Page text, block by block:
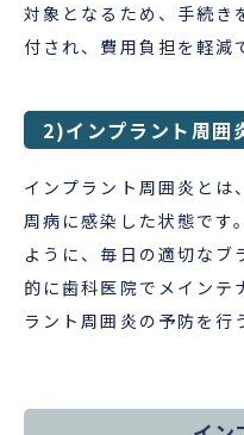
対象となるため、手続き
付され、費用負担を軽減
2)インプラント周囲
インプラント周囲炎とは
周病に感染した状態です
ように、毎日の適切なブ
的に歯科医院でメインテ
ラント周囲炎の予防を行